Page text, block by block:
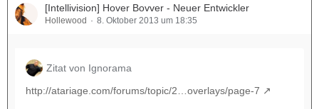
[Intellivision] Hover Bovver - Neuer Entwickler
Hollewood 8. Oktober 2013 um 18:35
Zitat von Ignorama
http://atariage.com/forums/topic/2…overlays/page-7